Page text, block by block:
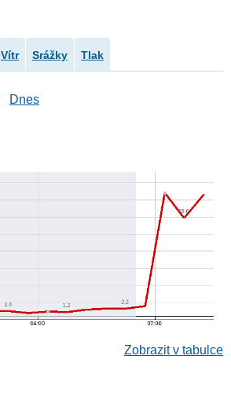
Vítr Srážky Tlak
Dnes
Zobrazit v tabulce